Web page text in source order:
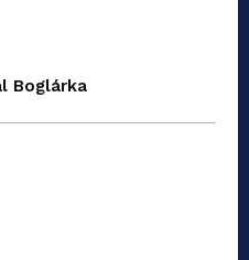
Boglárka